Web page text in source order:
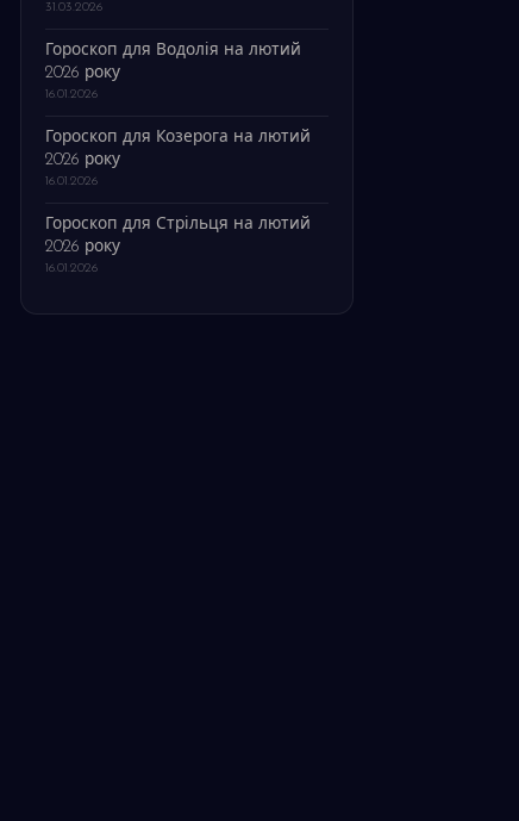
31.03.2026
Гороскоп для Водолія на лютий
2026 року
16.01.2026
Гороскоп для Козерога на лютий
2026 року
16.01.2026
Гороскоп для Стрільця на лютий
2026 року
16.01.2026